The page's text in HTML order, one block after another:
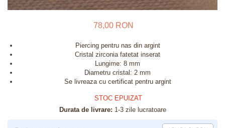
78,00 RON
Piercing pentru nas din argint
Cristal zirconia fatetat inserat
Lungime: 8 mm
Diametru cristal: 2 mm
Se livreaza cu certificat pentru argint
STOC EPUIZAT
Durata de livrare: 1-3 zile lucratoare